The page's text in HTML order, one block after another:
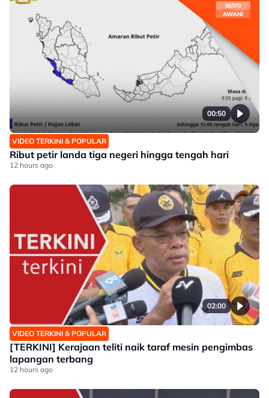
00:50
VIDEO TERKINI & POPULAR
Ribut petir landa tiga negeri hingga tengah hari
12 hours ago
02:00
VIDEO TERKINI & POPULAR
[TERKINI] Kerajaan teliti naik taraf mesin pengimbas
lapangan terbang
12 hours ago